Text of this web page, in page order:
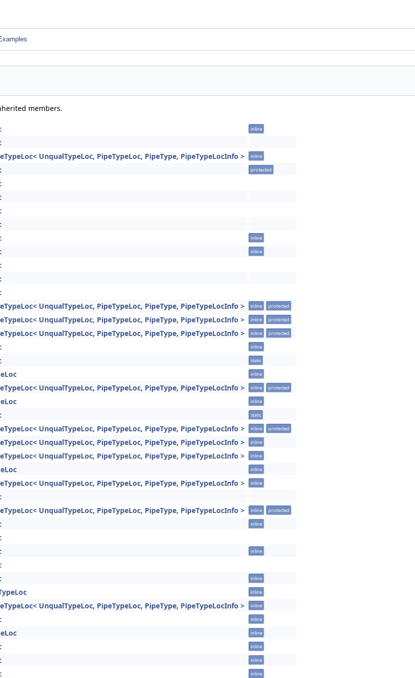
members.
inline
UnqualTypeLoc, PipeTypeLoc, PipeType, PipeTypeLocInfo > inline
protected
inline
inline
UnqualTypeLoc, PipeTypeLoc, PipeType, PipeTypeLocInfo > inline protected
UnqualTypeLoc, PipeTypeLoc, PipeType, PipeTypeLocInfo > inline protected
UnqualTypeLoc, PipeTypeLoc, PipeType, PipeTypeLocInfo > inline protected
inline
static
inline
UnqualTypeLoc, PipeTypeLoc, PipeType, PipeTypeLocInfo > inline protected
inline
static
UnqualTypeLoc, PipeTypeLoc, PipeType, PipeTypeLocInfo > inline protected
UnqualTypeLoc, PipeTypeLoc, PipeType, PipeTypeLocInfo > inline
UnqualTypeLoc, PipeTypeLoc, PipeType, PipeTypeLocInfo > inline
inline
UnqualTypeLoc, PipeTypeLoc, PipeType, PipeTypeLocInfo > inline
UnqualTypeLoc, PipeTypeLoc, PipeType, PipeTypeLocInfo > inline protected
inline
inline
inline
inline
UnqualTypeLoc, PipeTypeLoc, PipeType, PipeTypeLocInfo > inline
inline
inline
inline
inline
inline